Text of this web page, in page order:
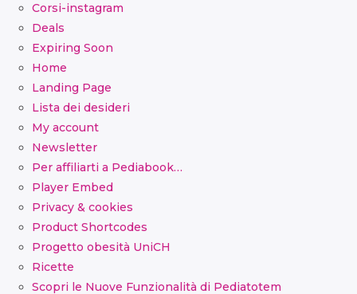
Corsi-instagram
Deals
Expiring Soon
Home
Landing Page
Lista dei desideri
My account
Newsletter
Per affiliarti a Pediabook…
Player Embed
Privacy & cookies
Product Shortcodes
Progetto obesità UniCH
Ricette
Scopri le Nuove Funzionalità di Pediatotem